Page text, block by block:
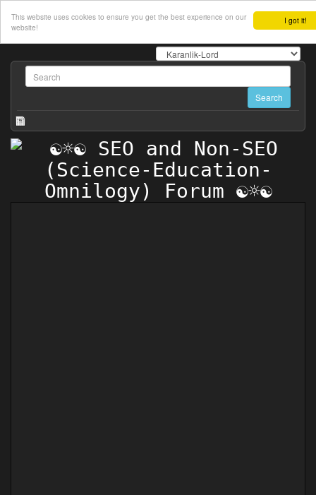
I got it!
This website uses cookies to ensure you get the best experience on our
website!